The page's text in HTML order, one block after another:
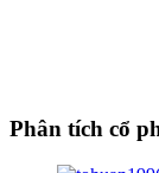
Phân tích cổ